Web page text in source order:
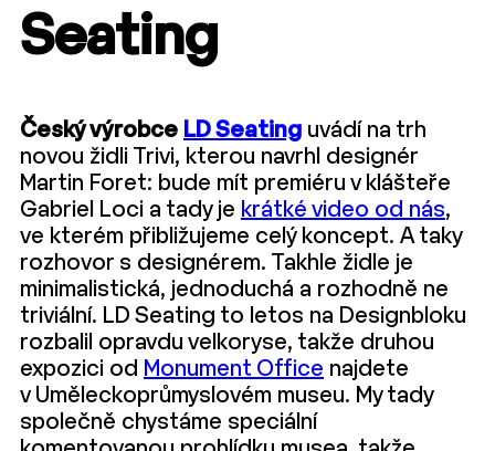
Seating
Český výrobce LD Seating uvádí na trh
novou židli Trivi, kterou navrhl designér
Martin Foret: bude mít premiéru v klášteře
Gabriel Loci a tady je krátké video od nás,
ve kterém přibližujeme celý koncept. A taky
rozhovor s designérem. Takhle židle je
minimalistická, jednoduchá a rozhodně ne
triviální. LD Seating to letos na Designbloku
rozbalil opravdu velkoryse, takže druhou
expozici od Monument Office najdete
v Uměleckoprůmyslovém museu. My tady
společně chystáme speciální